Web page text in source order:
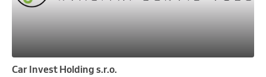
Car Invest Holding s.r.o.